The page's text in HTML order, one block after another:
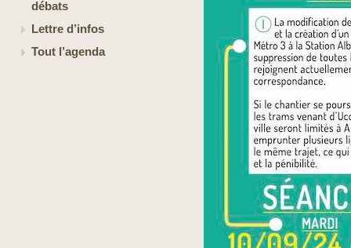
débats
Lettre d’infos
Tout l’agenda